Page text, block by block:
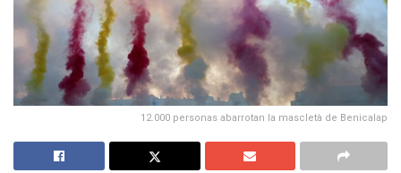
12.000 personas abarrotan la mascletà de Benicalap